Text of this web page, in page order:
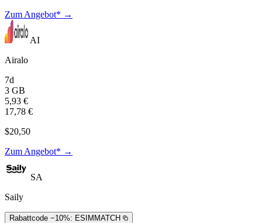
Zum Angebot* →
AI
Airalo
7d
3 GB
5,93 €
17,78 €
$20,50
Zum Angebot* →
SA
Saily
Rabattcode −10%: ESIMMATCH